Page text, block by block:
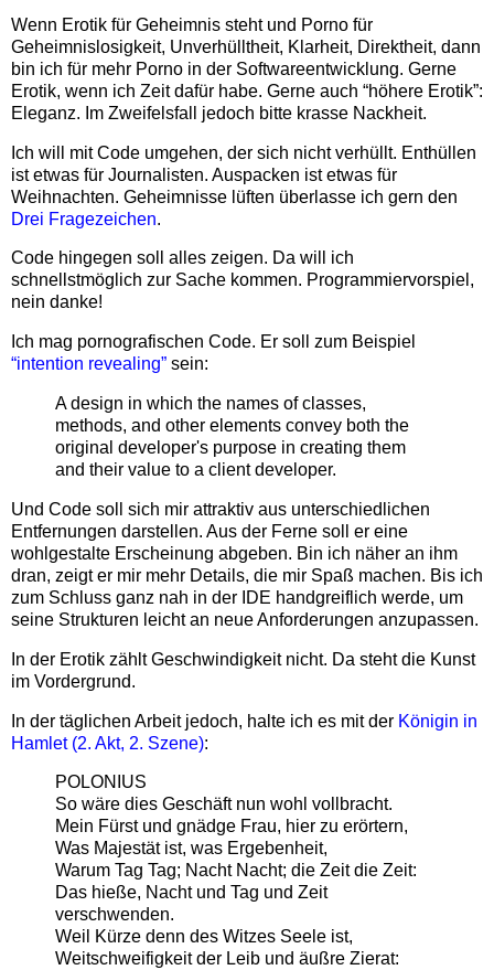
Wenn Erotik für Geheimnis steht und Porno für
Geheimnislosigkeit, Unverhülltheit, Klarheit, Direktheit, dann
bin ich für mehr Porno in der Softwareentwicklung. Gerne
Erotik, wenn ich Zeit dafür habe. Gerne auch “höhere Erotik”:
Eleganz. Im Zweifelsfall jedoch bitte krasse Nackheit.
Ich will mit Code umgehen, der sich nicht verhüllt. Enthüllen
ist etwas für Journalisten. Auspacken ist etwas für
Weihnachten. Geheimnisse lüften überlasse ich gern den
Drei Fragezeichen.
Code hingegen soll alles zeigen. Da will ich
schnellstmöglich zur Sache kommen. Programmiervorspiel,
nein danke!
Ich mag pornografischen Code. Er soll zum Beispiel
“intention revealing” sein:
A design in which the names of classes,
methods, and other elements convey both the
original developer's purpose in creating them
and their value to a client developer.
Und Code soll sich mir attraktiv aus unterschiedlichen
Entfernungen darstellen. Aus der Ferne soll er eine
wohlgestalte Erscheinung abgeben. Bin ich näher an ihm
dran, zeigt er mir mehr Details, die mir Spaß machen. Bis ich
zum Schluss ganz nah in der IDE handgreiflich werde, um
seine Strukturen leicht an neue Anforderungen anzupassen.
In der Erotik zählt Geschwindigkeit nicht. Da steht die Kunst
im Vordergrund.
In der täglichen Arbeit jedoch, halte ich es mit der Königin in
Hamlet (2. Akt, 2. Szene):
POLONIUS
So wäre dies Geschäft nun wohl vollbracht.
Mein Fürst und gnädge Frau, hier zu erörtern,
Was Majestät ist, was Ergebenheit,
Warum Tag Tag; Nacht Nacht; die Zeit die Zeit:
Das hieße, Nacht und Tag und Zeit
verschwenden.
Weil Kürze denn des Witzes Seele ist,
Weitschweifigkeit der Leib und äußre Zierat: